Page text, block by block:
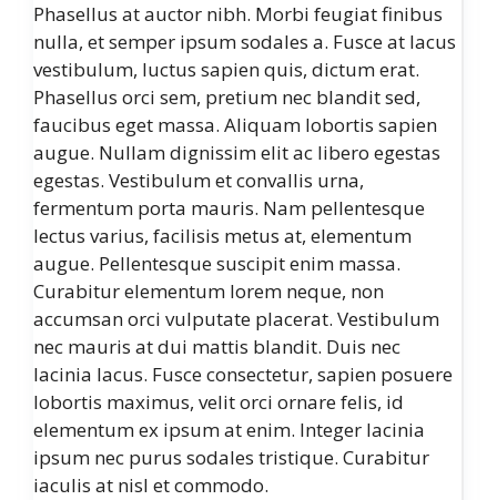
Phasellus at auctor nibh. Morbi feugiat finibus
nulla, et semper ipsum sodales a. Fusce at lacus
vestibulum, luctus sapien quis, dictum erat.
Phasellus orci sem, pretium nec blandit sed,
faucibus eget massa. Aliquam lobortis sapien
augue. Nullam dignissim elit ac libero egestas
egestas. Vestibulum et convallis urna,
fermentum porta mauris. Nam pellentesque
lectus varius, facilisis metus at, elementum
augue. Pellentesque suscipit enim massa.
Curabitur elementum lorem neque, non
accumsan orci vulputate placerat. Vestibulum
nec mauris at dui mattis blandit. Duis nec
lacinia lacus. Fusce consectetur, sapien posuere
lobortis maximus, velit orci ornare felis, id
elementum ex ipsum at enim. Integer lacinia
ipsum nec purus sodales tristique. Curabitur
iaculis at nisl et commodo.